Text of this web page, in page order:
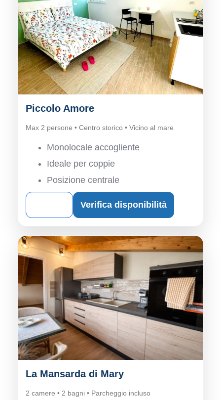
Piccolo Amore
Max 2 persone • Centro storico • Vicino al mare
Monolocale accogliente
Ideale per coppie
Posizione centrale
Verifica disponibilità
La Mansarda di Mary
2 camere • 2 bagni • Parcheggio incluso